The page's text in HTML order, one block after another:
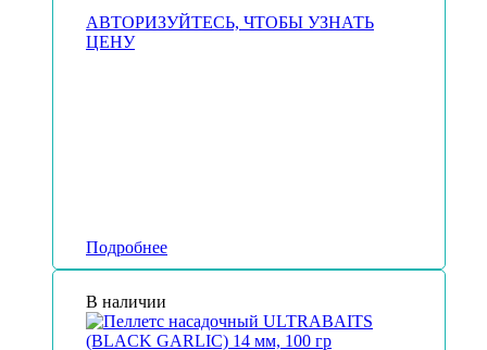
АВТОРИЗУЙТЕСЬ, ЧТОБЫ УЗНАТЬ
ЦЕНУ
Подробнее
В наличии